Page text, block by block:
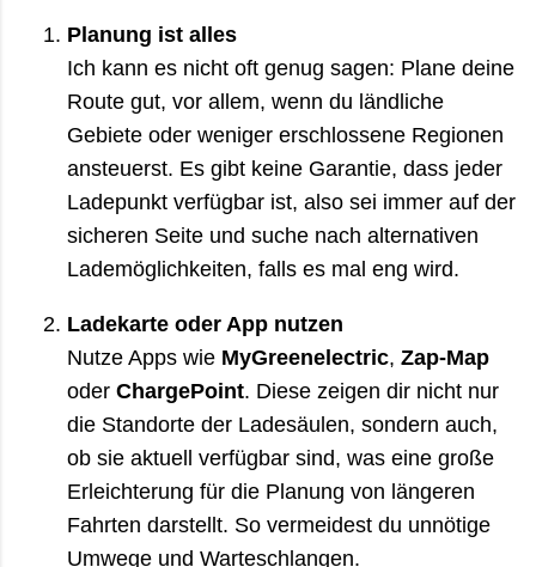
Planung ist alles
Ich kann es nicht oft genug sagen: Plane deine
Route gut, vor allem, wenn du ländliche
Gebiete oder weniger erschlossene Regionen
ansteuerst. Es gibt keine Garantie, dass jeder
Ladepunkt verfügbar ist, also sei immer auf der
sicheren Seite und suche nach alternativen
Lademöglichkeiten, falls es mal eng wird.
Ladekarte oder App nutzen
Nutze Apps wie MyGreenelectric, Zap-Map
oder ChargePoint. Diese zeigen dir nicht nur
die Standorte der Ladesäulen, sondern auch,
ob sie aktuell verfügbar sind, was eine große
Erleichterung für die Planung von längeren
Fahrten darstellt. So vermeidest du unnötige
Umwege und Warteschlangen.